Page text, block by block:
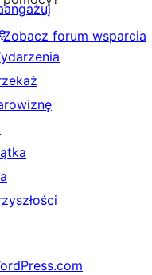
Zobacz forum wsparcia